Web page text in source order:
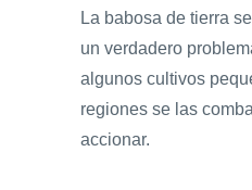
La babosa de tierra
un verdadero
algunos cultivos
regiones se las
accionar.